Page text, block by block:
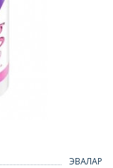
ЭВАЛАР